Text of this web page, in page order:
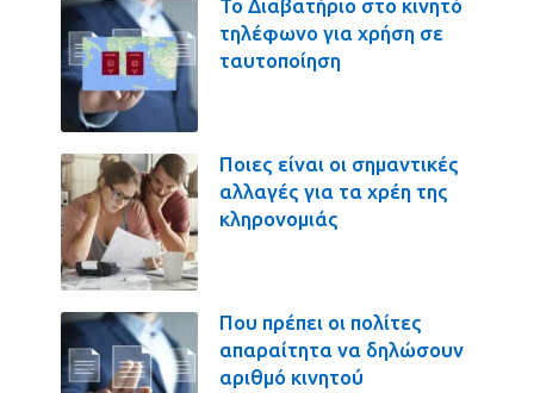
Το Διαβατήριο στο κινητό
τηλέφωνο για χρήση σε
ταυτοποίηση
Ποιες είναι οι σημαντικές
αλλαγές για τα χρέη της
κληρονομιάς
Που πρέπει οι πολίτες
απαραίτητα να δηλώσουν
αριθμό κινητού